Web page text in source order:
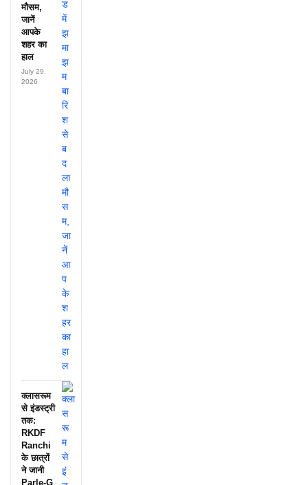
मौसम,
जानें
आपके
शहर का
हाल
July 29,
2026
क्लासरूम
से इंडस्ट्री
तक:
RKDF
Ranchi
के छात्रों
ने जानी
Parle-G